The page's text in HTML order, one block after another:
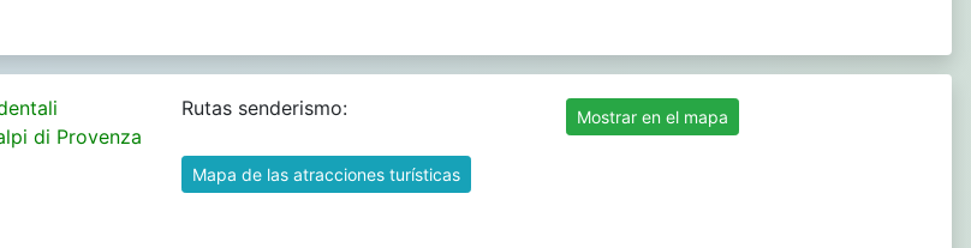
di Provenza
Rutas senderismo:
Mapa de las atracciones turísticas
Mostrar en el mapa